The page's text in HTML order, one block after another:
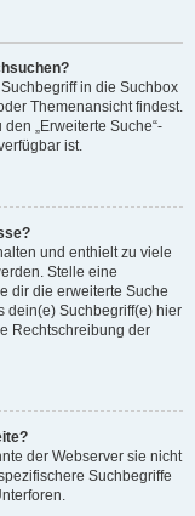
in die Suchbox
Themenansicht findest.
„Erweiterte Suche“-
ist.
und enthielt zu viele
Stelle eine
dir die erweiterte Suche
dein(e) Suchbegriff(e) hier
Rechtschreibung der
der Webserver sie nicht
Suchbegriffe